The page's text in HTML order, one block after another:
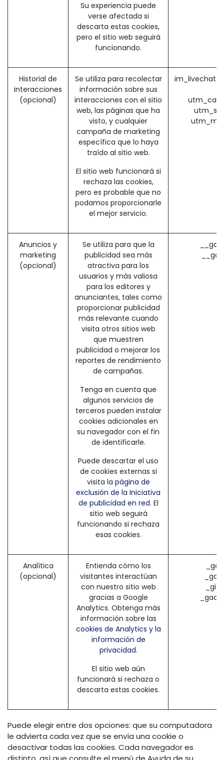
Su experiencia puede
verse afectada si
descarta estas cookies,
pero el sitio web seguirá
funcionando.
Historial de
interacciones
(opcional)
Se utiliza para recolectar
información sobre sus
interacciones con el sitio
web, las páginas que ha
visto, y cualquier
campaña de marketing
específica que lo haya
traído al sitio web.
El sitio web funcionará si
rechaza las cookies,
pero es probable que no
podamos proporcionarle
el mejor servicio.
Anuncios y
marketing
(opcional)
Se utiliza para que la
publicidad sea más
atractiva para los
usuarios y más valiosa
para los editores y
anunciantes, tales como
proporcionar publicidad
más relevante cuando
visita otros sitios web
que muestren
publicidad o mejorar los
reportes de rendimiento
de campañas.
Tenga en cuenta que
algunos servicios de
terceros pueden instalar
cookies adicionales en
su navegador con el fin
de identificarle.
Puede descartar el uso
de cookies externas si
visita la página de
exclusión de la Iniciativa
de publicidad en red. El
sitio web seguirá
funcionando si rechaza
esas cookies.
Analítica
(opcional)
Entienda cómo los
visitantes interactúan
con nuestro sitio web
gracias a Google
Analytics. Obtenga más
información sobre las
cookies de Analytics y la
información de
privacidad.
El sitio web aún
funcionará si rechaza o
descarta estas cookies.
Puede elegir entre dos opciones: que su computadora
le advierta cada vez que se envía una cookie o
desactivar todas las cookies. Cada navegador es